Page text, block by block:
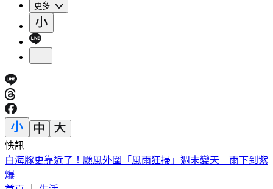
更多
快訊
南港瑪莎拉蒂撞路邊車輛！駕駛肇逃留「喪屍菸彈」
首頁